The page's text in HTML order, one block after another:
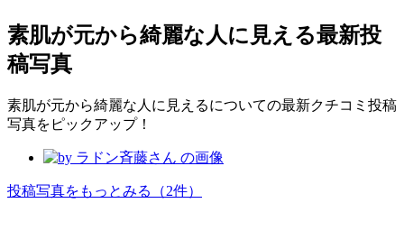
素肌が元から綺麗な人に見える最新投
稿写真
素肌が元から綺麗な人に見えるについての最新クチコミ投稿
写真をピックアップ！
投稿写真をもっとみる （2件）